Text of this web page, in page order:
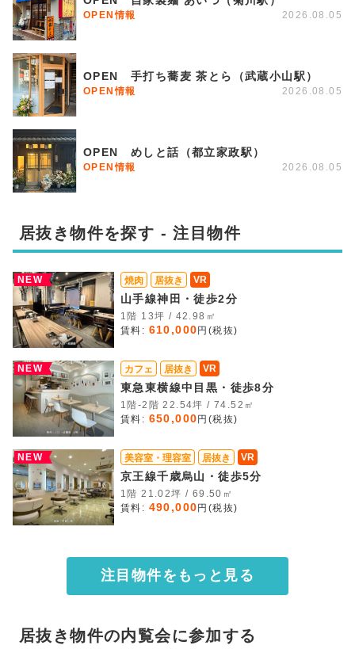
OPEN情報 2026.08.05
OPEN 手打ち蕎麦 茶とら（武蔵小山駅）
OPEN情報 2026.08.05
OPEN めしと話（都立家政駅）
OPEN情報 2026.08.05
居抜き物件を探す - 注目物件
NEW 焼肉 居抜き VR
山手線神田・徒歩2分
1階 13坪 / 42.98㎡
賃料: 610,000円(税抜)
NEW カフェ 居抜き VR
東急東横線中目黒・徒歩8分
1階-2階 22.54坪 / 74.52㎡
賃料: 650,000円(税抜)
NEW 美容室・理容室 居抜き VR
京王線千歳烏山・徒歩5分
1階 21.02坪 / 69.50㎡
賃料: 490,000円(税抜)
注目物件をもっと見る
居抜き物件の内覧会に参加する